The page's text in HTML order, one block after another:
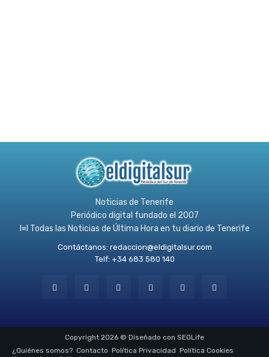
Noticias de Tenerife
Periódico digital fundado el 2007
l≡l Todas las Noticias de Última Hora en tu diario de Tenerife
Contáctanos: redaccion@eldigitalsur.com
Telf: +34 683 580 140
Copyright 2026 © Diseñado con SEOLife
¿Quiénes somos? Contacto Política Privacidad Política Cookies